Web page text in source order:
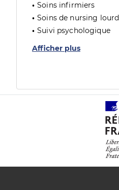
Soins infirmiers
Soins de nursing
Suivi psychologique
Afficher plus